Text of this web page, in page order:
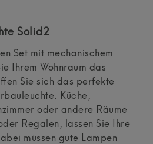
Solid2
Set mit mechanischem
Ihrem Wohnraum das
Sie sich das perfekte
Küche,
oder andere Räume
Regalen, lassen Sie Ihre
müssen gute Lampen